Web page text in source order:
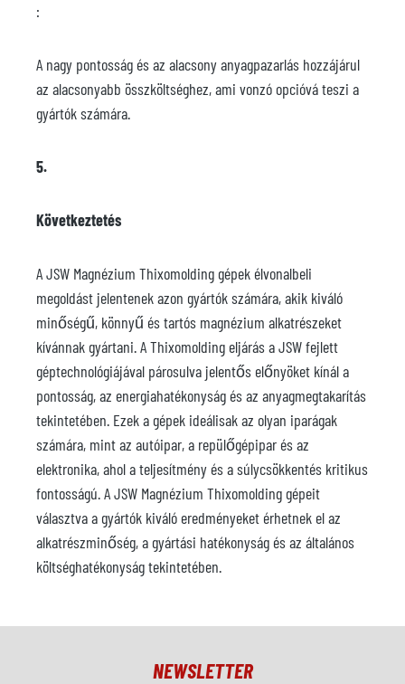
:
A nagy pontosság és az alacsony anyagpazarlás hozzájárul
az alacsonyabb összköltséghez, ami vonzó opcióvá teszi a
gyártók számára.
5.
Következtetés
A JSW Magnézium Thixomolding gépek élvonalbeli
megoldást jelentenek azon gyártók számára, akik kiváló
minőségű, könnyű és tartós magnézium alkatrészeket
kívánnak gyártani. A Thixomolding eljárás a JSW fejlett
géptechnológiájával párosulva jelentős előnyöket kínál a
pontosság, az energiahatékonyság és az anyagmegtakarítás
tekintetében. Ezek a gépek ideálisak az olyan iparágak
számára, mint az autóipar, a repülőgépipar és az
elektronika, ahol a teljesítmény és a súlycsökkentés kritikus
fontosságú. A JSW Magnézium Thixomolding gépeit
választva a gyártók kiváló eredményeket érhetnek el az
alkatrészminőség, a gyártási hatékonyság és az általános
költséghatékonyság tekintetében.
NEWSLETTER